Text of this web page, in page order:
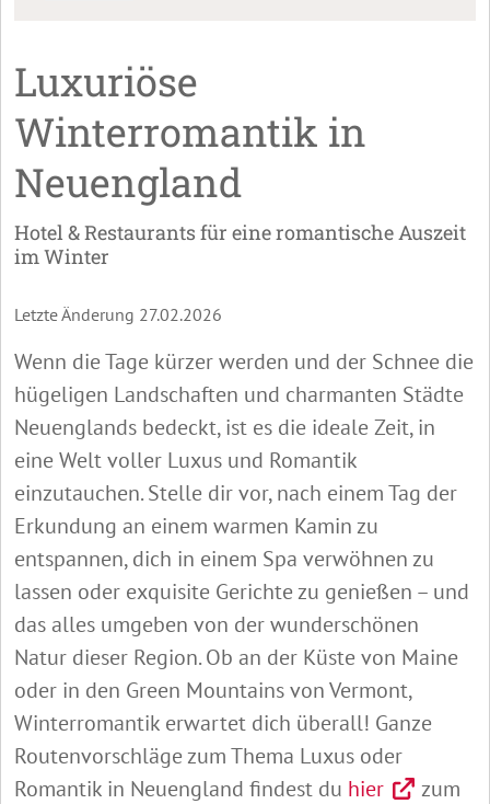
Luxuriöse
Winterromantik in
Neuengland
Hotel & Restaurants für eine romantische Auszeit
im Winter
Letzte Änderung 27.02.2026
Wenn die Tage kürzer werden und der Schnee die
hügeligen Landschaften und charmanten Städte
Neuenglands bedeckt, ist es die ideale Zeit, in
eine Welt voller Luxus und Romantik
einzutauchen. Stelle dir vor, nach einem Tag der
Erkundung an einem warmen Kamin zu
entspannen, dich in einem Spa verwöhnen zu
lassen oder exquisite Gerichte zu genießen – und
das alles umgeben von der wunderschönen
Natur dieser Region. Ob an der Küste von Maine
oder in den Green Mountains von Vermont,
Winterromantik erwartet dich überall! Ganze
Routenvorschläge zum Thema Luxus oder
Romantik in Neuengland findest du hier
zum